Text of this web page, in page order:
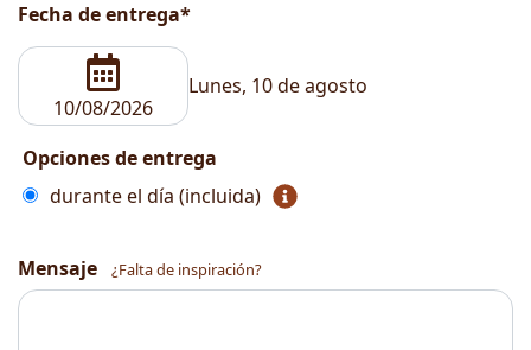
Fecha de entrega*
Lunes, 10 de agosto
Opciones de entrega
durante el día (incluida)
Mensaje ¿Falta de inspiración?